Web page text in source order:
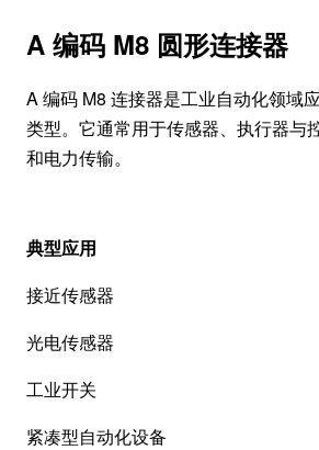
A 编码 M8 圆形连接器
A 编码 M8 连接器是工业自动化领域
类型。它通常用于传感器、执行器与
和电力传输。
典型应用
接近传感器
光电传感器
工业开关
紧凑型自动化设备